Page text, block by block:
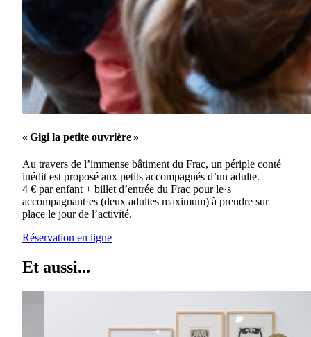
« Gigi la petite ouvrière »
Au travers de l’immense bâtiment du Frac, un périple conté
inédit est proposé aux petits accompagnés d’un adulte.
4 € par enfant + billet d’entrée du Frac pour le·s
accompagnant·es (deux adultes maximum) à prendre sur
place le jour de l’activité.
Réservation en ligne
Et aussi...